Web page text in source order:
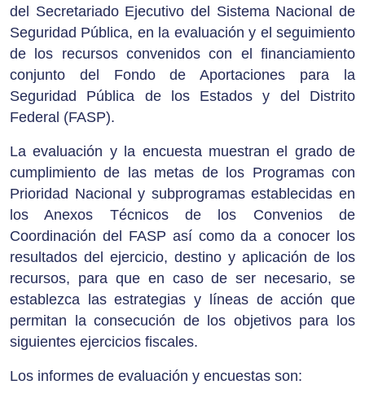
del Secretariado Ejecutivo del Sistema Nacional de
Seguridad Pública, en la evaluación y el seguimiento
de los recursos convenidos con el financiamiento
conjunto del Fondo de Aportaciones para la
Seguridad Pública de los Estados y del Distrito
Federal (FASP).
La evaluación y la encuesta muestran el grado de
cumplimiento de las metas de los Programas con
Prioridad Nacional y subprogramas establecidas en
los Anexos Técnicos de los Convenios de
Coordinación del FASP así como da a conocer los
resultados del ejercicio, destino y aplicación de los
recursos, para que en caso de ser necesario, se
establezca las estrategias y líneas de acción que
permitan la consecución de los objetivos para los
siguientes ejercicios fiscales.
Los informes de evaluación y encuestas son: